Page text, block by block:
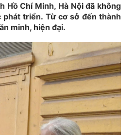
Hồ Chí Minh, Hà Nội đã không
triển. Từ cơ sở đến thành
minh, hiện đại.